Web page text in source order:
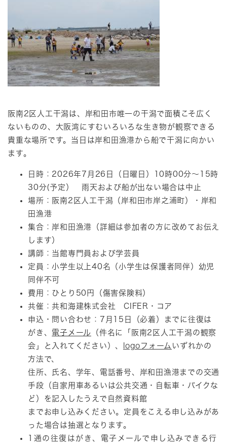
阪南2区人工干潟は、岸和田市唯一の干潟で面積こそ広く
ないものの、大阪湾にすむいろいろな生き物が観察できる
貴重な場所です。当日は岸和田漁港から船で干潟に向かい
ます。
日時：2026年7月26日（日曜日）10時00分～15時
30分(予定） 雨天および船が出ない場合は中止
場所：阪南2区人工干潟（岸和田市岸之浦町）・岸和
田漁港
集合：岸和田漁港（詳細は参加者の方に改めてお伝え
します）
講師：当館専門員および学芸員
定員：小学生以上40名（小学生は保護者同伴）幼児
同伴不可
費用：ひとり50円（傷害保険料）
共催：共和海建株式会社 CIFER・コア
申込・問い合わせ：7月15日（必着）までに往復は
がき、 電子メール
（件名に「阪南2区人工干潟の観察
会」と入れてください）、
logoフォーム いずれかの
方法で、
住所、氏名、学年、電話番号、岸和田漁港までの交通
手段（自家用車あるいは公共交通・自転車・バイクな
ど）を記入したうえで自然資料館
までお申し込みください。定員をこえる申し込みがあ
った場合は抽選となります。
1通の往復はがき、電子メールで申し込みできる行